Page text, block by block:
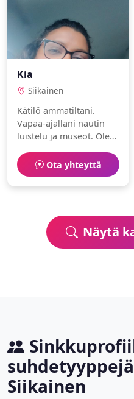
Kia
Siikainen
Kätilö ammatiltani.
Vapaa-ajallani nautin
luistelu ja museot. Olen
Haen kumppania
elämän seikkailuihin.
Ota yhteyttä
Näytä
Siikainen